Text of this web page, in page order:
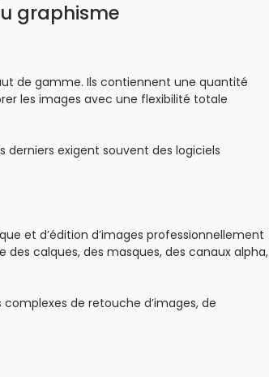
graphisme
de gamme. Ils contiennent une quantité
les images avec une flexibilité totale
derniers exigent souvent des logiciels
et d’édition d’images professionnellement
calques, des masques, des canaux alpha,
de retouche d’images, de